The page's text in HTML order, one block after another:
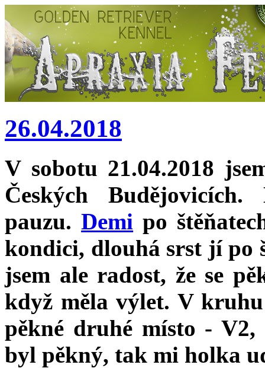
26.04.2018
V sobotu 21.04.2018
Českých
pauzu.Demi po
kondici, dlouhá srst jí po
jsem ale radost, že se
když měla výlet. V
pěkné druhé místo - V2,
byl pěkný, tak mi holka